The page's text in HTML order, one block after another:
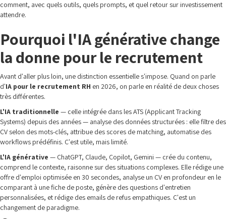
comment, avec quels outils, quels prompts, et quel retour sur investissement
attendre.
Pourquoi l'IA générative change
la donne pour le recrutement
Avant d'aller plus loin, une distinction essentielle s'impose. Quand on parle
d'IA pour le recrutement RH en 2026, on parle en réalité de deux choses
très différentes.
L'IA traditionnelle — celle intégrée dans les ATS (Applicant Tracking
Systems) depuis des années — analyse des données structurées : elle filtre des
CV selon des mots-clés, attribue des scores de matching, automatise des
workflows prédéfinis. C'est utile, mais limité.
L'IA générative — ChatGPT, Claude, Copilot, Gemini — crée du contenu,
comprend le contexte, raisonne sur des situations complexes. Elle rédige une
offre d'emploi optimisée en 30 secondes, analyse un CV en profondeur en le
comparant à une fiche de poste, génère des questions d'entretien
personnalisées, et rédige des emails de refus empathiques. C'est un
changement de paradigme.